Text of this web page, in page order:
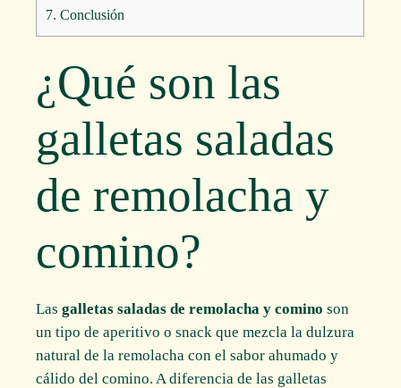
7. Conclusión
¿Qué son las
galletas saladas
de remolacha y
comino?
Lasgalletas saladas de remolacha y comino son
un tipo de aperitivo o snack que mezcla la dulzura
natural de la remolacha con el sabor ahumado y
cálido del comino. A diferencia de las galletas